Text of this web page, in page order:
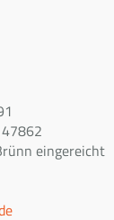
eingereicht